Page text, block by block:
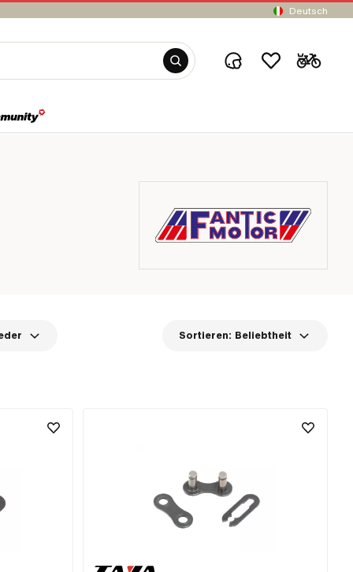
Deutsch
Sortieren: Beliebtheit